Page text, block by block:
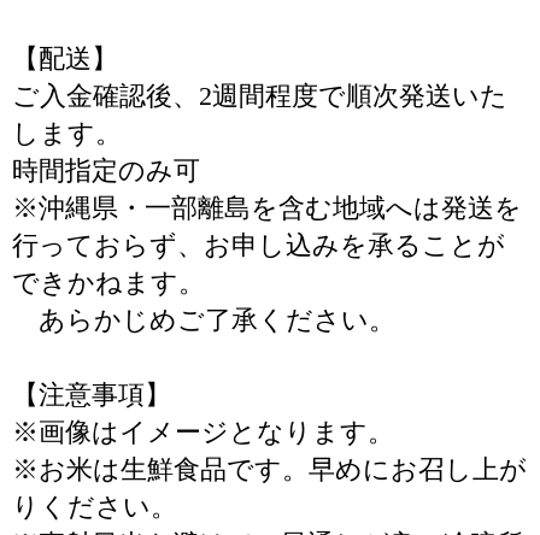
【配送】
ご入金確認後、2週間程度で順次発送いた
します。
時間指定のみ可
※沖縄県・一部離島を含む地域へは発送を
行っておらず、お申し込みを承ることが
できかねます。
あらかじめご了承ください。
【注意事項】
※画像はイメージとなります。
※お米は生鮮食品です。早めにお召し上が
りください。